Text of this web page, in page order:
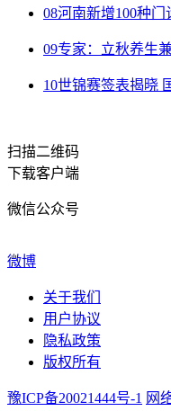
08河南新增100种
09专家：立秋养生
10世锦赛签表揭晓
扫描二维码
下载客户端
微信公众号
微博
关于我们
用户协议
隐私政策
版权所有
豫ICP备20021444号-1 网